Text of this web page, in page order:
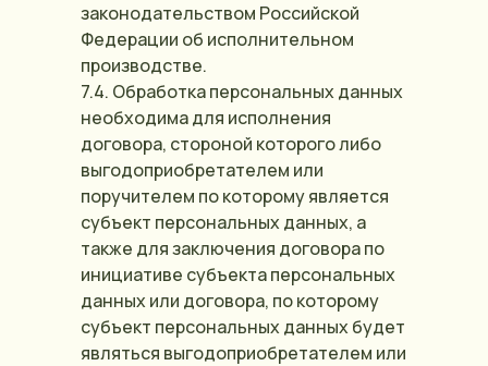
законодательством Российской
Федерации об исполнительном
производстве.
7.4. Обработка персональных данных
необходима для исполнения
договора, стороной которого либо
выгодоприобретателем или
поручителем по которому является
субъект персональных данных, а
также для заключения договора по
инициативе субъекта персональных
данных или договора, по которому
субъект персональных данных будет
являться выгодоприобретателем или